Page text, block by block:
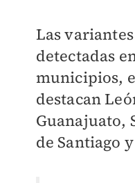
Las
detectadas
municipios,
destacan
Guanajuato,
de Santiago